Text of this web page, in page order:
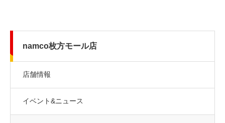
namco枚方モール店
店舗情報
イベント&ニュース